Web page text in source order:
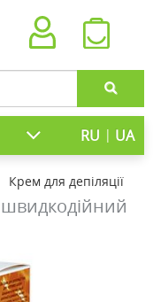
RU | UA
Крем для депіляції
швидкодійний